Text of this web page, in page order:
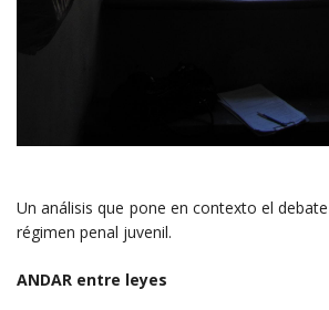
Un análisis que pone en contexto el
régimen penal juvenil.
ANDAR entre leyes